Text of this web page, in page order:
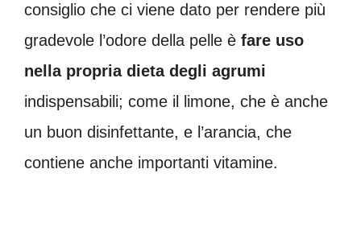
consiglio che ci viene dato per rendere più
gradevole l’odore della pelle è fare uso
nella propria dieta degli agrumi
indispensabili; come il limone, che è anche
un buon disinfettante, e l’arancia, che
contiene anche importanti vitamine.